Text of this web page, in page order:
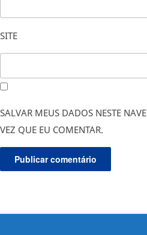
SITE
SALVAR MEUS DADOS NESTE
VEZ QUE EU COMENTAR.